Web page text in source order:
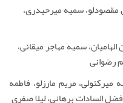
مقصودلو، سمیه میرحیدری،
الهامیان، سمیه مهاجر میقانی،
رضوانی
میرکتولی، مریم مارزلو، فاطمه
السادات برهانی، لیلا صفری